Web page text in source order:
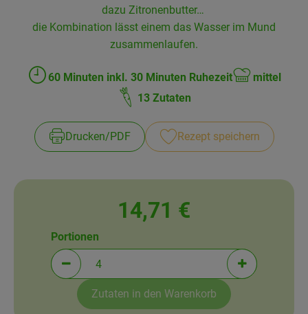
Gratis Ökokiste im Wert von 25 Euro
Kundenbrief
Entdecken
dazu Zitronenbutter…
die Kombination lässt einem das Wasser im Mund
zusammenlaufen.
Zubreitungszeit:
60 Minuten inkl. 30 Minuten Ruhezeit
Schwierigkeit:
mittel
13 Zutaten
Drucken​/​PDF Rezept speichern
14,71 €
Portionen verringern (aktuell 4 Portionen
Portionen
Portionen
Zutaten in den Warenkorb